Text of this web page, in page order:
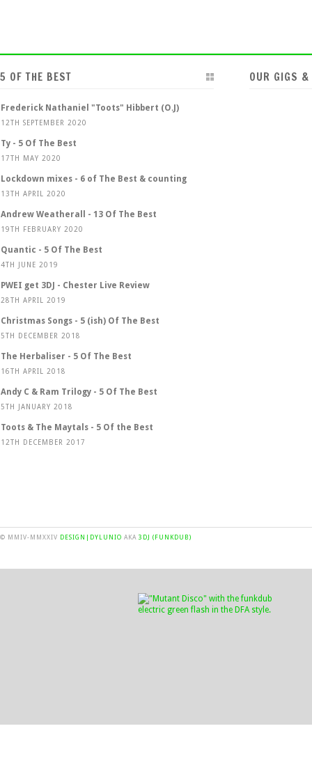
5 OF THE BEST
Frederick Nathaniel "Toots" Hibbert (O.J)
12TH SEPTEMBER 2020
Ty - 5 Of The Best
17TH MAY 2020
Lockdown mixes - 6 of The Best & counting
13TH APRIL 2020
Andrew Weatherall - 13 Of The Best
19TH FEBRUARY 2020
Quantic - 5 Of The Best
4TH JUNE 2019
PWEI get 3DJ - Chester Live Review
28TH APRIL 2019
Christmas Songs - 5 (ish) Of The Best
5TH DECEMBER 2018
The Herbaliser - 5 Of The Best
16TH APRIL 2018
Andy C & Ram Trilogy - 5 Of The Best
5TH JANUARY 2018
Toots & The Maytals - 5 Of the Best
12TH DECEMBER 2017
OUR GIGS &
© MMIV-MMXXIV DESIGN|DYLUNIO AKA 3DJ (FUNKDUB)